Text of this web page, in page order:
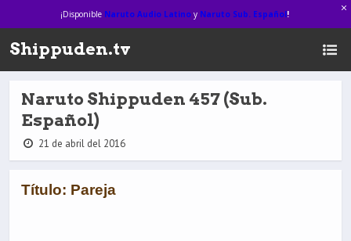
¡Disponible Naruto Audio Latinoy Naruto Sub. Español!
Shippuden.tv
Naruto Shippuden 457 (Sub.
Español)
21 de abril del 2016
Título: Pareja